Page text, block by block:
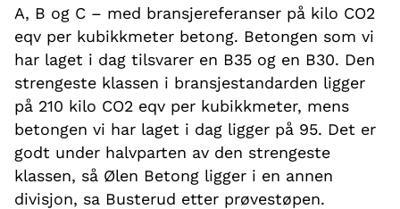
A, B og C – med bransjereferanser på kilo CO2
eqv per kubikkmeter betong. Betongen som vi
har laget i dag tilsvarer en B35 og en B30. Den
strengeste klassen i bransjestandarden ligger
på 210 kilo CO2 eqv per kubikkmeter, mens
betongen vi har laget i dag ligger på 95. Det er
godt under halvparten av den strengeste
klassen, så Ølen Betong ligger i en annen
divisjon, sa Busterud etter prøvestøpen.